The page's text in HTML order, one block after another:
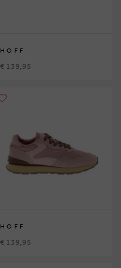
HOFF
€ 139,95
HOFF
€ 139,95